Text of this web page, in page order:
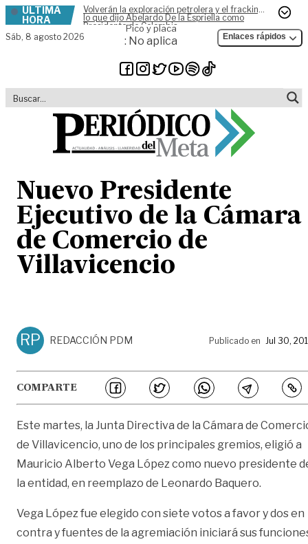
Skip to content
ÚLTIMA
HORA
Volverán la exploración petrolera y el fracking,
lo que dijo Abelardo De la Espriella como
Presidente de Colombia
Sáb, 8 agosto 2026
Pico y placa
: No aplica Enlaces rápidos
Nuevo Presidente
Ejecutivo de la Cámara
de Comercio de
Villavicencio
RP REDACCIÓN PDM Publicado en Jul 30,
COMPARTE
Este martes, la Junta Directiva de la Cámara de
de Villavicencio, uno de los principales gremios, eligió a
Mauricio Alberto Vega López como nuevo presidente
la entidad, en reemplazo de Leonardo Baquero.
Vega López fue elegido con siete votos a favor y dos en
contra y fuentes de la agremiación iniciará sus